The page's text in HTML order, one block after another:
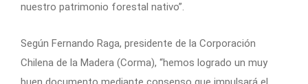
nuestro patrimonio forestal nativo”.
Según Fernando Raga, presidente de la Corporación
Chilena de la Madera (Corma), “hemos logrado un muy